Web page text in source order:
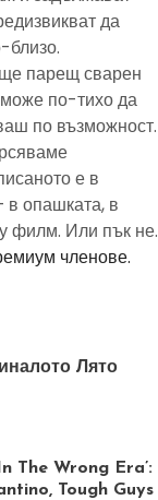
да
близо.
парещ сварен
по-тихо да
по възможност.
е в
в опашката, в
филм. Или пък не.
членове.
Лято
The Wrong Era’:
Tough Guys